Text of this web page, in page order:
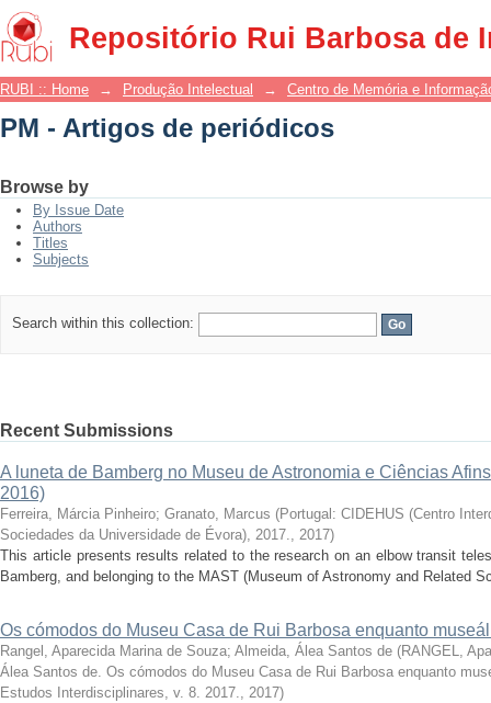
Repositório Rui Barbosa de
PM - Artigos de periódicos
RUBI :: Home → Produção Intelectual → Centro de Memória e
PM - Artigos de periódicos
Browse by
By Issue Date
Authors
Titles
Subjects
Search within this collection:
Recent Submissions
A luneta de Bamberg no Museu de Astronomia e Ciências
2016)
Ferreira, Márcia Pinheiro; Granato, Marcus (Portugal: CIDEHUS (Centro
Sociedades da Universidade de Évora), 2017., 2017)
This article presents results related to the research on an elbow transit
Bamberg, and belonging to the MAST (Museum of Astronomy and Related
Os cómodos do Museu Casa de Rui Barbosa enquanto
Rangel, Aparecida Marina de Souza; Almeida, Álea Santos de (RANGEL,
Álea Santos de. Os cómodos do Museu Casa de Rui Barbosa enquanto
Estudos Interdisciplinares, v. 8. 2017., 2017)